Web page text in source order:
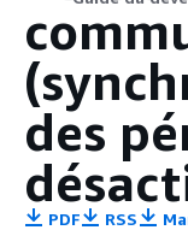
des
PDF RSS